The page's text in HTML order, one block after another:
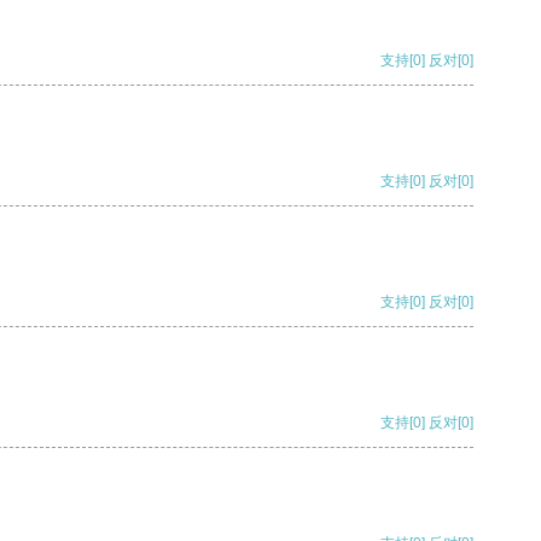
支持[0] 反对[0]
支持[0] 反对[0]
支持[0] 反对[0]
支持[0] 反对[0]